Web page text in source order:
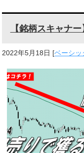
【銘柄スキャナ
2022年5月18日 [ベーシ